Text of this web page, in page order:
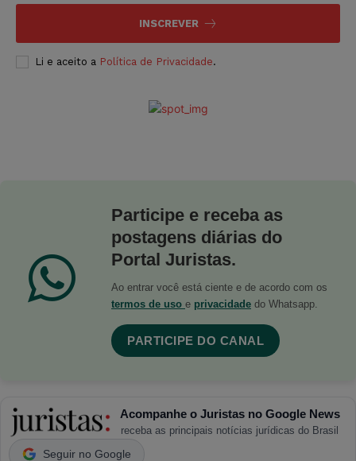
INSCREVER
Li e aceito a Política de Privacidade.
Participe e receba as
postagens diárias do
Portal Juristas.
Ao entrar você está ciente e de acordo com os
termos de uso e privacidade do Whatsapp.
PARTICIPE DO CANAL
Acompanhe o Juristas no Google News
receba as principais notícias jurídicas do Brasil
Seguir no Google